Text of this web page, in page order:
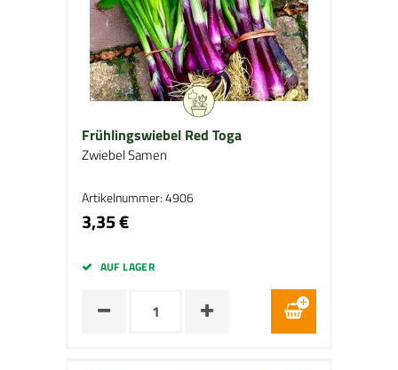
Frühlingswiebel Red Toga
Zwiebel Samen
Artikelnummer: 4906
3,35 €
AUF LAGER